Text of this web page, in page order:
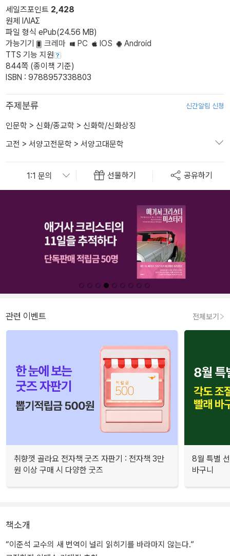
세일즈포인트 2,428
원제 ΙΛΙΑΣ
파일 형식 ePub(24.56 MB)
가능기기
크레마 PC IOS
Android
TTS 기능 지원
844쪽 (종이책 기준)
ISBN : 9788957338803
주제분류 신간알림 신청
인문학 > 신화/종교학 > 신화학/신화상징
고전 > 서양고전문학 > 서양고대문학
선물하기 공유하기
관련 이벤트 전체보기
취향껏 골라요 전자책 굿즈 자판기 : 전자책 3만
원 이상 구매 시 다양한 굿즈
8월 특별
바구니
책소개
“이준석 교수의 새 번역이 널리 읽히기를 바라마지 않는다.”